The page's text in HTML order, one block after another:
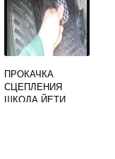
ПРОКАЧКА
СЦЕПЛЕНИЯ
ШКОДА ЙЕТИ